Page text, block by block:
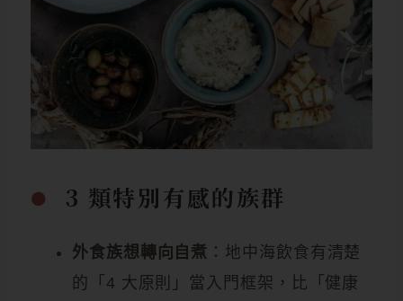
3 類特別有感的族群
外食族想轉向自煮 ：地中海飲食有清楚
的「4 大原則」當入門框架，比「健康